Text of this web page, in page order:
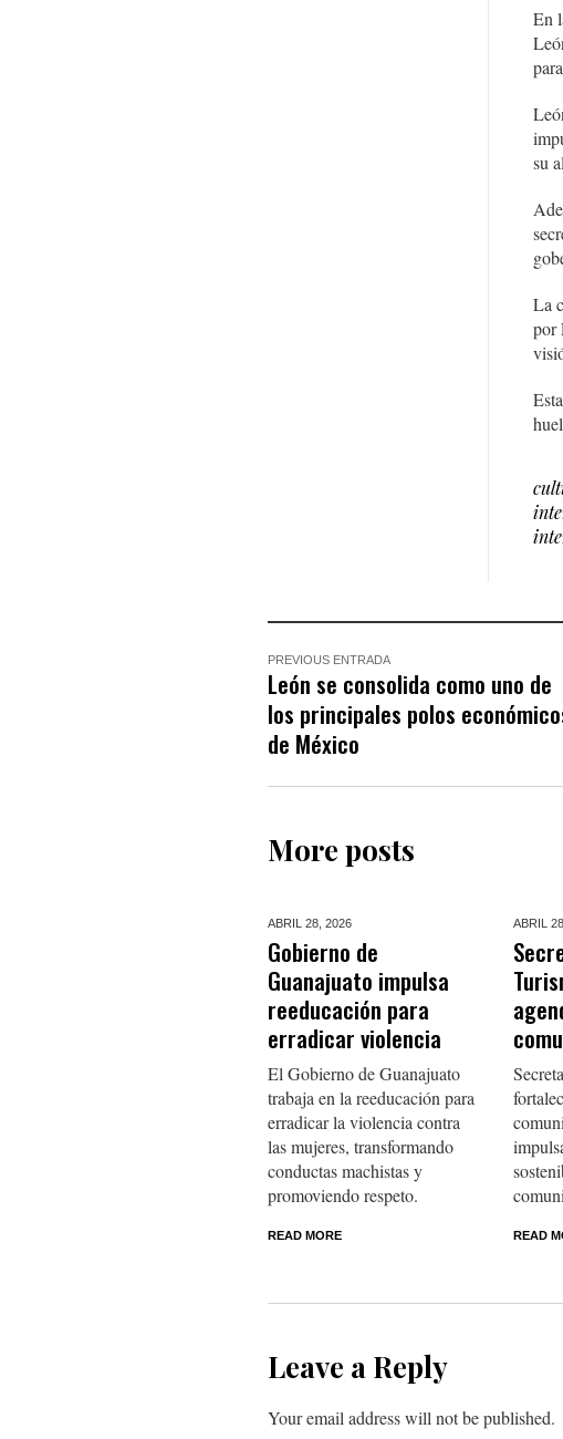
En
su
La
por
PREVIOUS ENTRADA
León se consolida como uno de
los principales polos
de México
More posts
ABRIL 28, 2026
Gobierno de
Guanajuato impulsa
reeducación para
erradicar violencia
El Gobierno de Guanajuato
trabaja en la reeducación para
erradicar la violencia contra
las mujeres, transformando
conductas machistas y
promoviendo respeto.
READ MORE
ABRIL 28,
READ
Leave a Reply
Your email address will not be published.